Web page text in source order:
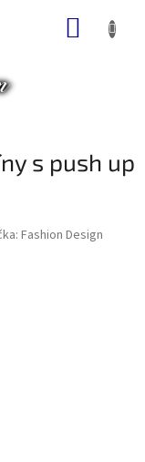
s push up
Fashion Design